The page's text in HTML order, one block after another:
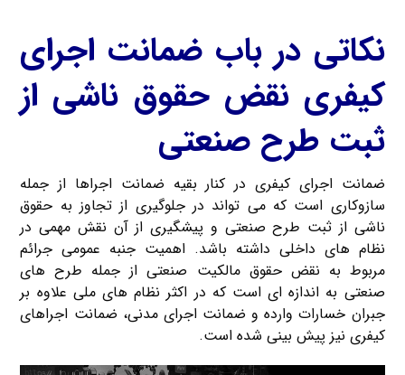
نکاتی در باب ضمانت اجرای
کیفری نقض حقوق ناشی از
ثبت طرح صنعتی
ضمانت اجرای کیفری در کنار بقیه ضمانت اجراها از جمله
سازوکاری است که می تواند در جلوگیری از تجاوز به حقوق
ناشی از ثبت طرح صنعتی و پیشگیری از آن نقش مهمی در
نظام های داخلی داشته باشد. اهمیت جنبه عمومی جرائم
مربوط به نقض حقوق مالکیت صنعتی از جمله طرح های
صنعتی به اندازه ای است که در اکثر نظام های ملی علاوه بر
جبران خسارات وارده و ضمانت اجرای مدنی، ضمانت اجراهای
کیفری نیز پیش بینی شده است.